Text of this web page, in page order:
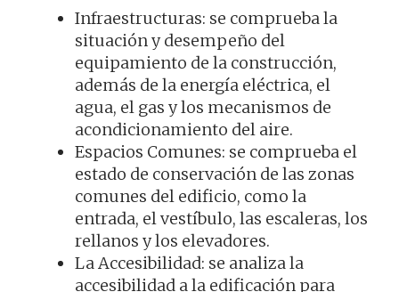
Infraestructuras: se comprueba la
situación y desempeño del
equipamiento de la construcción,
además de la energía eléctrica, el
agua, el gas y los mecanismos de
acondicionamiento del aire.
Espacios Comunes: se comprueba el
estado de conservación de las zonas
comunes del edificio, como la
entrada, el vestíbulo, las escaleras, los
rellanos y los elevadores.
La Accesibilidad: se analiza la
accesibilidad a la edificación para